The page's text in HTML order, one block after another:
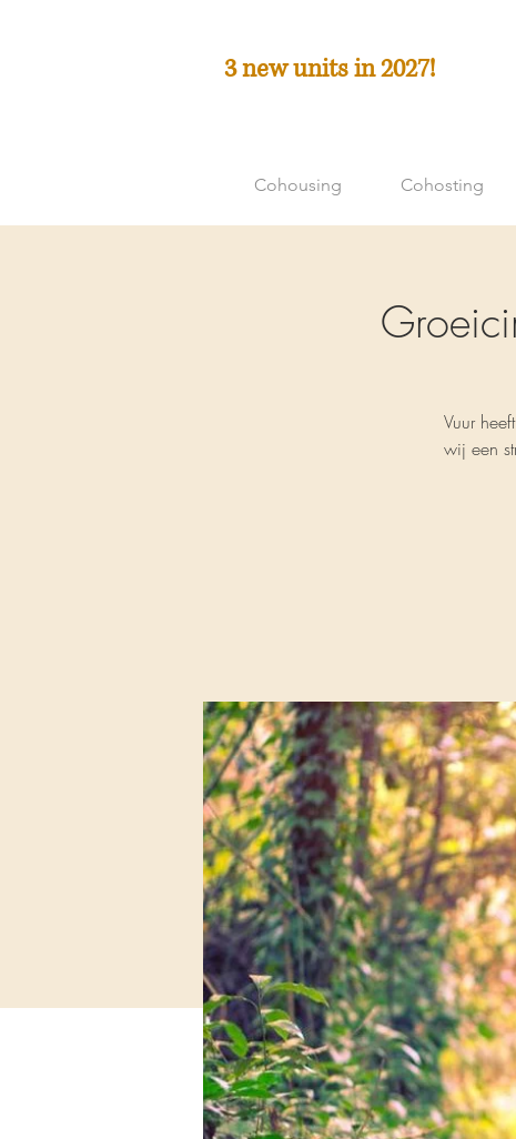
3 new units in 2027!
Cohousing Cohosting
Vuur
wij een